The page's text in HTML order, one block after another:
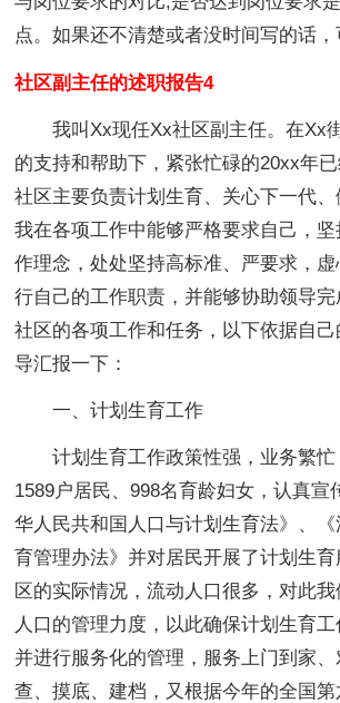
点。如果还不清楚或者没时间写的话，
社区副主任的述职报告4
我叫Xx现任Xx社区副主任。在Xx
的支持和帮助下，紧张忙碌的20xx年
社区主要负责计划生育、关心下一代、
我在各项工作中能够严格要求自己，坚
作理念，处处坚持高标准、严要求，
行自己的工作职责，并能够协助领导
社区的各项工作和任务，以下依据自
导汇报一下：
一、计划生育工作
计划生育工作政策性强，业务繁
1589户居民、998名育龄妇女，认真宣
华人民共和国人口与计划生育法》、
育管理办法》并对居民开展了计划生
区的实际情况，流动人口很多，对此
人口的管理力度，以此确保计划生育工
并进行服务化的管理，服务上门到家
查、摸底、建档，又根据今年的全国